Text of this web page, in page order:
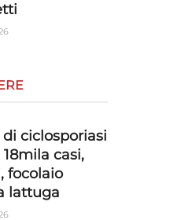
ciclosporiasi
casi,
focolaio
lattuga